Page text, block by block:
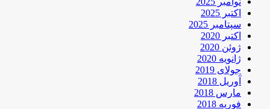
اکتبر 2025
سپتامبر 2025
اکتبر 2020
ژوئن 2020
ژانویه 2020
جولای 2019
آوریل 2018
مارس 2018
فوریه 2018